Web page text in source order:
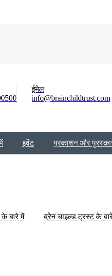
ईमेल
info@brainchildtrust.com
इवेंट प्रकाशन और
के बारे में ब्रेन चाइल्ड ट्रस्ट के